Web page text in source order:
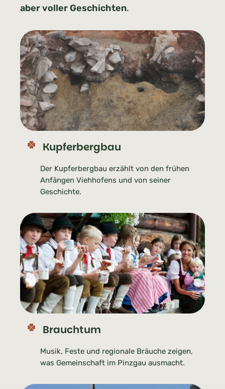
aber voller Geschichten.
Kupferbergbau
Der Kupferbergbau erzählt von den frühen
Anfängen Viehhofens und von seiner
Geschichte.
Brauchtum
Musik, Feste und regionale Bräuche zeigen,
was Gemeinschaft im Pinzgau ausmacht.